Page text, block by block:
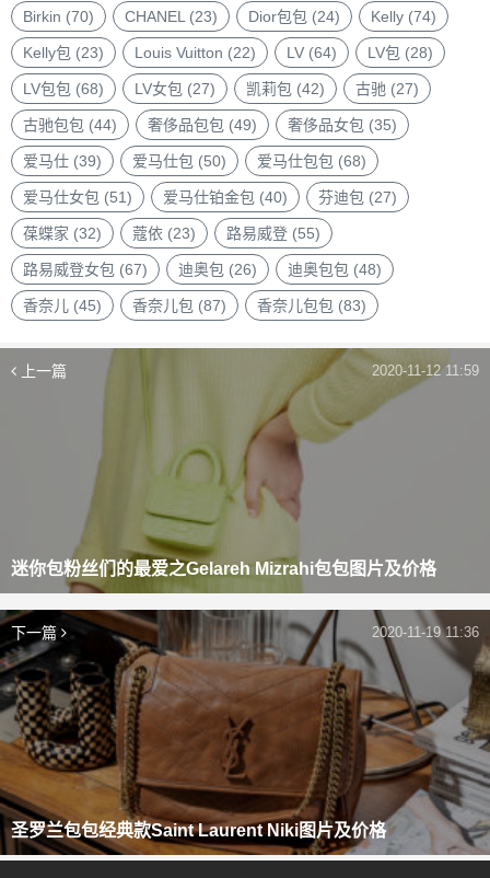
品
牌
Birkin (70) CHANEL(23) Dior包包 (24) Kelly (74)
Kelly包 (23) Louis Vuitton (22) LV (64) LV包 (28)
LV包包 (68) LV女包 (27) 凯莉包 (42) 古驰 (27)
古驰包包 (44) 奢侈品包包 (49) 奢侈品女包 (35)
爱马仕 (39) 爱马仕包 (50) 爱马仕包包 (68)
爱马仕女包 (51) 爱马仕铂金包 (40) 芬迪包 (27)
葆蝶家 (32) 蔻依 (23) 路易威登 (55)
路易威登女包 (67) 迪奥包 (26) 迪奥包包 (48)
香奈儿 (45) 香奈儿包 (87) 香奈儿包包 (83)
上一篇
迷你包粉丝们的最爱之Gelareh Mizrahi包包图片及价格
2020-11-12 11:59
下一篇
圣罗兰包包经典款Saint Laurent Niki图片及价格
2020-11-19 11:36